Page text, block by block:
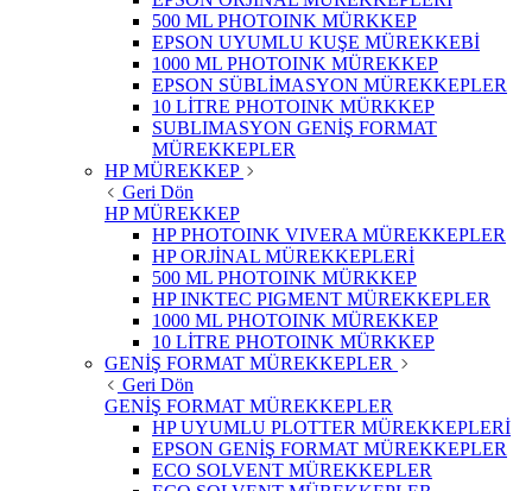
500 ML PHOTOINK MÜRKKEP
EPSON UYUMLU KUŞE MÜREKKEBİ
1000 ML PHOTOINK MÜREKKEP
EPSON SÜBLİMASYON MÜREKKEPLER
10 LİTRE PHOTOINK MÜRKKEP
SUBLIMASYON GENİŞ FORMAT
MÜREKKEPLER
HP MÜREKKEP
Geri Dön
HP MÜREKKEP
HP PHOTOINK VIVERA MÜREKKEPLER
HP ORJİNAL MÜREKKEPLERİ
500 ML PHOTOINK MÜRKKEP
HP INKTEC PIGMENT MÜREKKEPLER
1000 ML PHOTOINK MÜREKKEP
10 LİTRE PHOTOINK MÜRKKEP
GENİŞ FORMAT MÜREKKEPLER
Geri Dön
GENİŞ FORMAT MÜREKKEPLER
HP UYUMLU PLOTTER MÜREKKEPLERİ
EPSON GENİŞ FORMAT MÜREKKEPLER
ECO SOLVENT MÜREKKEPLER